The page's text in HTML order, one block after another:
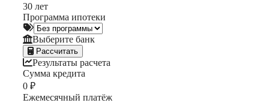
30 лет
Программа ипотеки
Выберите банк
Рассчитать
Результаты расчета
Сумма кредита
0 ₽
Ежемесячный платёж